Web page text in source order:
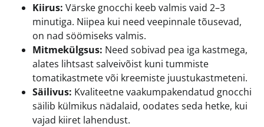
Kiirus: Värske gnocchi keeb valmis vaid 2–3
minutiga. Niipea kui need veepinnale tõusevad,
on nad söömiseks valmis.
Mitmekülgsus: Need sobivad pea iga kastmega,
alates lihtsast salveivõist kuni tummiste
tomatikastmete või kreemiste juustukastmeteni.
Säilivus: Kvaliteetne vaakumpakendatud gnocchi
säilib külmikus nädalaid, oodates seda hetke, kui
vajad kiiret lahendust.